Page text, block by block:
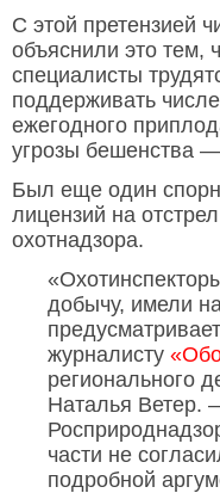
С этой претензией
объяснили это тем,
специалисты
поддерживать
ежегодного
угрозы бешенства
Был еще один
лицензий на
охотнадзора.
добычу, имели
журналисту
регионального
Наталья Ветер.
части не
подробной